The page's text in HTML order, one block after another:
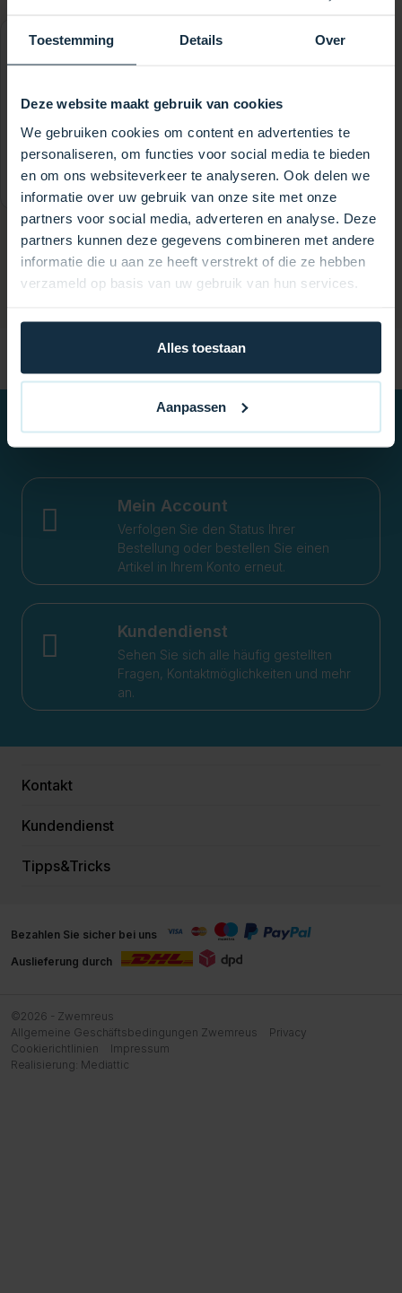
Toestemming Details Over
Deze website maakt gebruik van cookies
We gebruiken cookies om content en advertenties te
personaliseren, om functies voor social media te bieden
en om ons websiteverkeer te analyseren. Ook delen we
informatie over uw gebruik van onze site met onze
partners voor social media, adverteren en analyse. Deze
partners kunnen deze gegevens combineren met andere
informatie die u aan ze heeft verstrekt of die ze hebben
verzameld op basis van uw gebruik van hun services.
Alles toestaan
Aanpassen
Waterway EMG Pumpensockel (Paar)
Marke
Auf Lager +
VEELGESTELDE VRAGEN
Hilfe?
Mein Account
Verfolgen Sie den Status Ihrer
Bestellung oder bestellen Sie einen
Artikel in Ihrem Konto erneut.
Kundendienst
Sehen Sie sich alle häufig gestellten
Fragen, Kontaktmöglichkeiten und mehr
an.
Kontakt
Kundendienst
Tipps&Tricks
Bezahlen Sie sicher bei uns
Auslieferung durch
©2026 - Zwemreus
Allgemeine Geschäftsbedingungen Zwemreus
Privacy
Cookierichtlinien
Impressum
Realisierung: Mediattic